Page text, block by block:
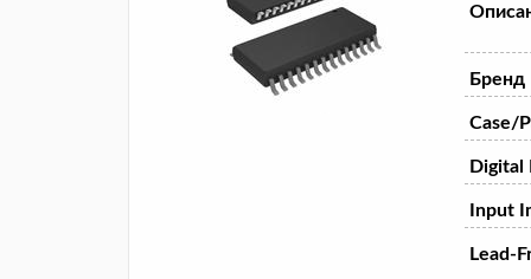
Бренд
Case/
Digital
Input
Lead-